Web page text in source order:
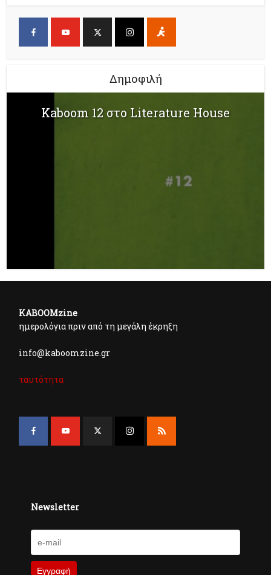
Δημοφιλή
Kaboom 12 στο Literature House
KABOOMzine
ημερολόγια πριν από τη μεγάλη έκρηξη
info@kaboomzine.gr
ταυτότητα
Newsletter